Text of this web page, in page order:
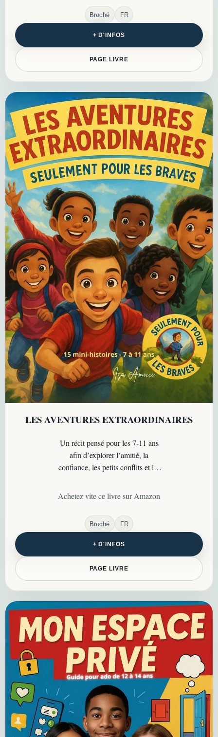
Broché FR
+ D'INFOS
PAGE LIVRE
LES AVENTURES EXTRAORDINAIRES
Un récit pensé pour les 7-11 ans
afin d’explorer l’amitié, la
confiance, les petits conflits et les
avec les autres…
Achetez vite ce livre sur Amazon
Broché FR
+ D'INFOS
PAGE LIVRE